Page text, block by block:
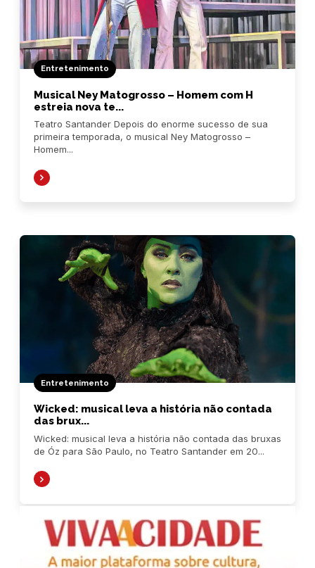
Entretenimento
Musical Ney Matogrosso – Homem com H
estreia nova te...
Teatro Santander Depois do enorme sucesso de sua
primeira temporada, o musical Ney Matogrosso –
Homem...
Entretenimento
Wicked: musical leva a história não contada
das brux...
Wicked: musical leva a história não contada das bruxas
de Óz para São Paulo, no Teatro Santander em 20...